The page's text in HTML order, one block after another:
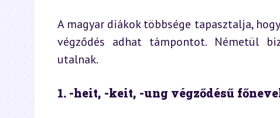
A magyar diákok többsége tapasztalja,
végződés adhat támpontot. Németül
utalnak.
1. -heit, -keit, -ung végződésű